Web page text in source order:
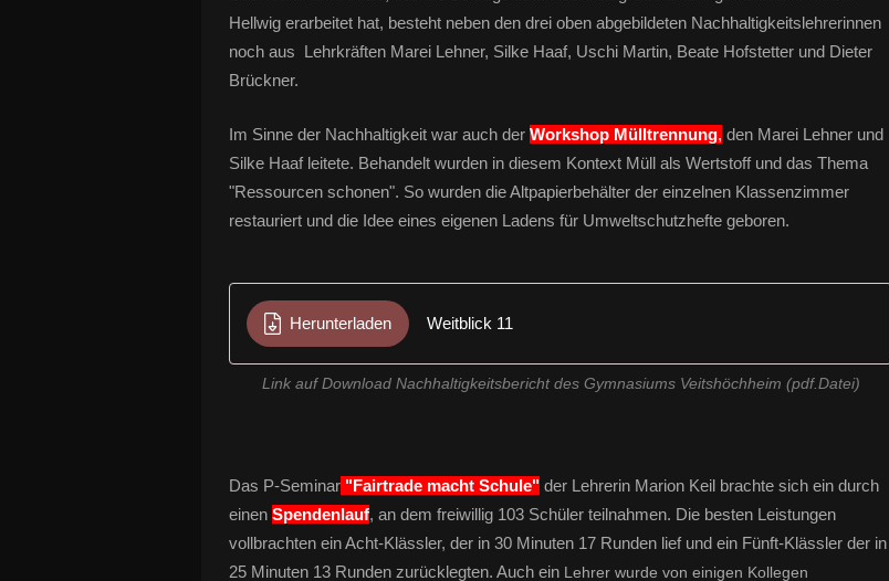
Hellwig erarbeitet hat, besteht neben den drei oben abgebildeten Nachhaltigkeitslehrerinnen
noch aus Lehrkräften Marei Lehner, Silke Haaf, Uschi Martin, Beate Hofstetter und Dieter
Brückner.
Im Sinne der Nachhaltigkeit war auch der Workshop Mülltrennung, den Marei Lehner und
Silke Haaf leitete. Behandelt wurden in diesem Kontext Müll als Wertstoff und das Thema
"Ressourcen schonen". So wurden die Altpapierbehälter der einzelnen Klassenzimmer
restauriert und die Idee eines eigenen Ladens für Umweltschutzhefte geboren.
Herunterladen Weitblick 11
Link auf Download Nachhaltigkeitsbericht des Gymnasiums Veitshöchheim (pdf.Datei)
Das P-Seminar "Fairtrade macht Schule" der Lehrerin Marion Keil brachte sich ein durch
einen Spendenlauf, an dem freiwillig 103 Schüler teilnahmen. Die besten Leistungen
vollbrachten ein Acht-Klässler, der in 30 Minuten 17 Runden lief und ein Fünft-Klässler der in
25 Minuten 13 Runden zurücklegten. Auch ein Lehrer wurde von einigen Kollegen